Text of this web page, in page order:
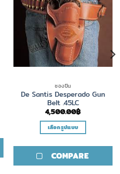
ซองปืน
De Santis Desperado Gun
Belt .45LC
4,500.00฿
เลือกรูปแบบ
product
has
COMPARE